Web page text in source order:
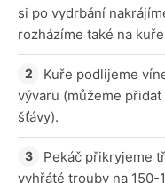
si po vydrbání
rozházíme také na
Kuře podlijeme
vývaru (můžeme
šťávy).
Pekáč přikryjeme
vyhřáté trouby na 150-